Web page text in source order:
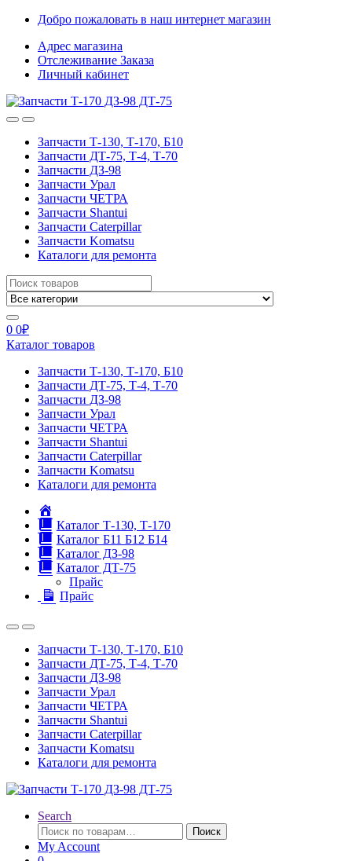
Skip
navigation
Skip
content
Добро пожаловать в наш интернет магазин
Адрес магазина
Отслеживание Заказа
Личный кабинет
Запчасти Т-130, Т-170, Б10
Запчасти ДТ-75, Т-4, Т-70
Запчасти ДЗ-98
Запчасти Урал
Запчасти ЧЕТРА
Запчасти Shantui
Запчасти Caterpillar
Запчасти Komatsu
Каталоги для ремонта
Search
for:
0 0₽
Каталог товаров
Запчасти Т-130, Т-170, Б10
Запчасти ДТ-75, Т-4, Т-70
Запчасти ДЗ-98
Запчасти Урал
Запчасти ЧЕТРА
Запчасти Shantui
Запчасти Caterpillar
Запчасти Komatsu
Каталоги для ремонта
Каталог Т-130, Т-170
Каталог Б11 Б12 Б14
Каталог ДЗ-98
Каталог ДТ-75
Прайс
Прайс
Запчасти Т-130, Т-170, Б10
Запчасти ДТ-75, Т-4, Т-70
Запчасти ДЗ-98
Запчасти Урал
Запчасти ЧЕТРА
Запчасти Shantui
Запчасти Caterpillar
Запчасти Komatsu
Каталоги для ремонта
Search
Искать:
Поиск
My Account